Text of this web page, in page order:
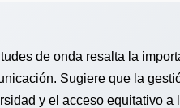
de onda resalta la
Sugiere que la
y el acceso equitativo a